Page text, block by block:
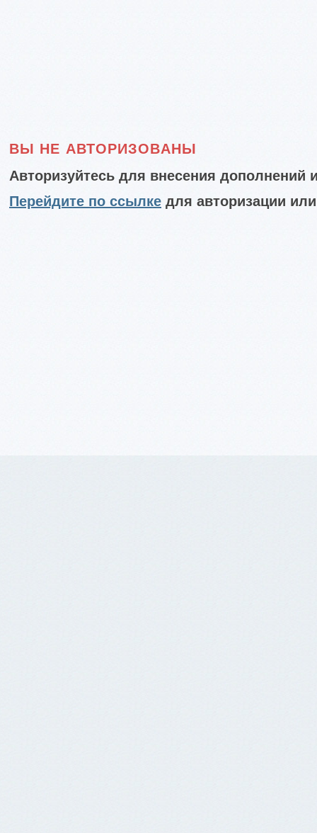
ВЫ НЕ АВТОРИЗОВАНЫ
Авторизуйтесь для внесения дополнений
Перейдите по ссылке для авторизации